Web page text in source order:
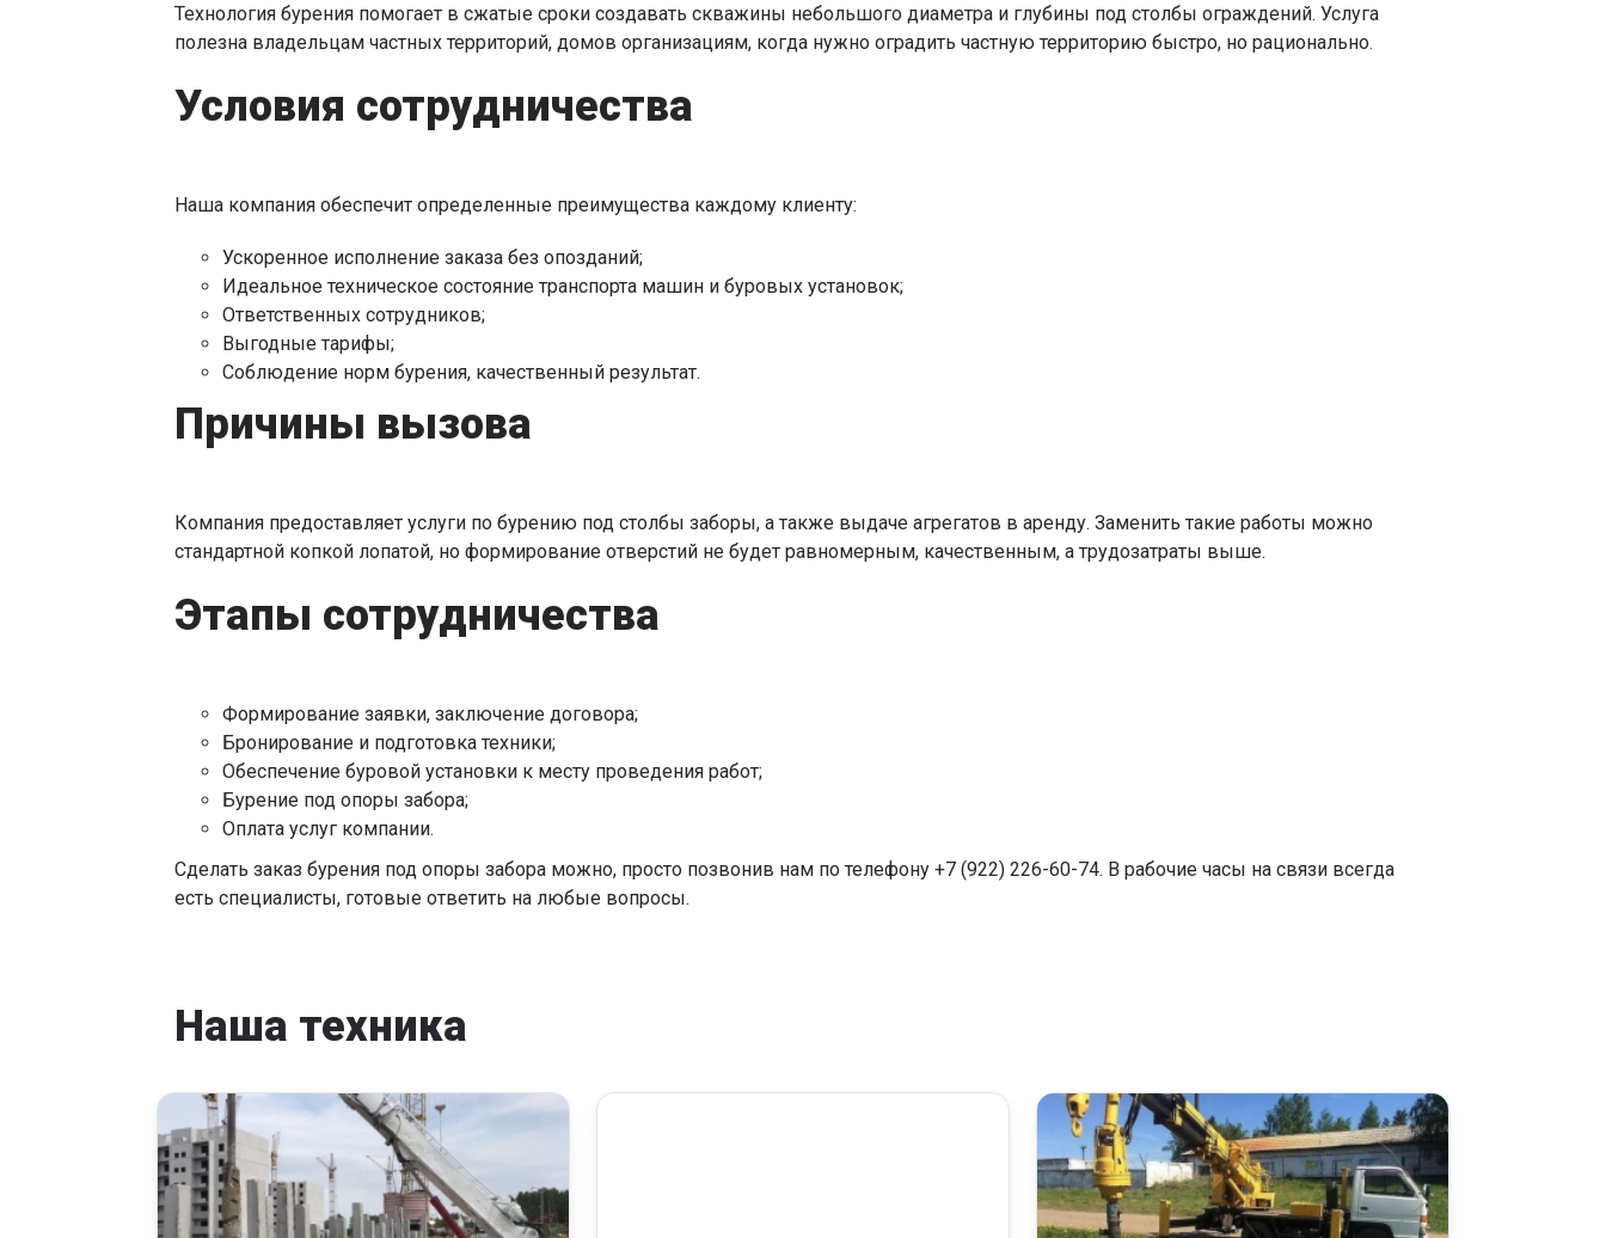
Технология бурения помогает в сжатые сроки создавать скважины небольшого диаметра и глубины под столбы ограждений. Услуга
полезна владельцам частных территорий, домов организациям, когда нужно оградить частную территорию быстро, но рационально.
Условия сотрудничества
Наша компания обеспечит определенные преимущества каждому клиенту:
Ускоренное исполнение заказа без опозданий;
Идеальное техническое состояние транспорта машин и буровых установок;
Ответственных сотрудников;
Выгодные тарифы;
Соблюдение норм бурения, качественный результат.
Причины вызова
Компания предоставляет услуги по бурению под столбы заборы, а также выдаче агрегатов в аренду. Заменить такие работы можно
стандартной копкой лопатой, но формирование отверстий не будет равномерным, качественным, а трудозатраты выше.
Этапы сотрудничества
Формирование заявки, заключение договора;
Бронирование и подготовка техники;
Обеспечение буровой установки к месту проведения работ;
Бурение под опоры забора;
Оплата услуг компании.
Сделать заказ бурения под опоры забора можно, просто позвонив нам по телефону +7 (922) 226-60-74. В рабочие часы на связи всегда
есть специалисты, готовые ответить на любые вопросы.
Наша техника